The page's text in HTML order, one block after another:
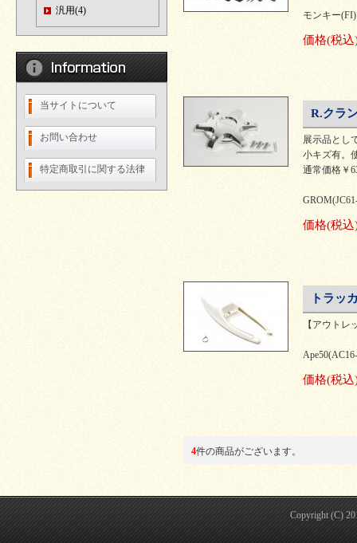
汎用(4)
当サイトについて
お問い合わせ
特定商取引に関する法律
モンキー(FI)
価格(税込
R.クラ
展示品とし
小キズ有。
通常価格￥
価格(税込
トラッ
【アウトレ
価格(税込
4件の商品がございます。
Copyright (C)